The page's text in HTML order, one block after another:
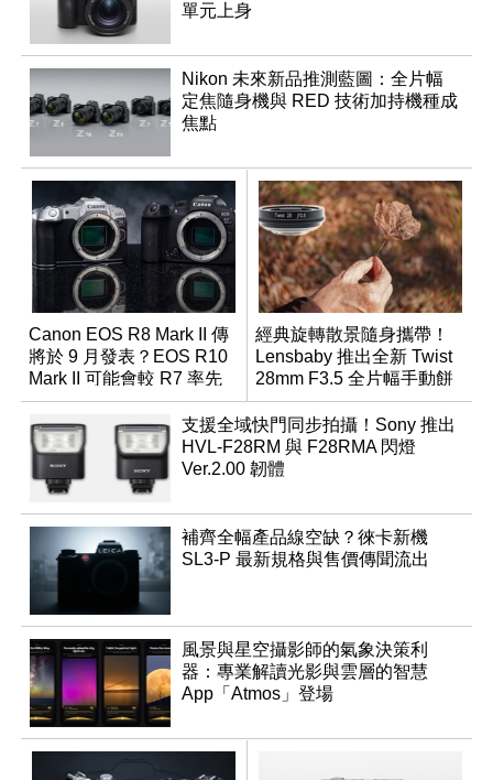
單元上身
Nikon 未來新品推測藍圖：全片幅
定焦隨身機與 RED 技術加持機種成
焦點
Canon EOS R8 Mark II 傳
將於 9 月發表？EOS R10
Mark II 可能會較 R7 率先
推出
經典旋轉散景隨身攜帶！
Lensbaby 推出全新 Twist
28mm F3.5 全片幅手動餅
乾鏡
支援全域快門同步拍攝！Sony 推出
HVL-F28RM 與 F28RMA 閃燈
Ver.2.00 韌體
補齊全幅產品線空缺？徠卡新機
SL3-P 最新規格與售價傳聞流出
風景與星空攝影師的氣象決策利
器：專業解讀光影與雲層的智慧
App「Atmos」登場